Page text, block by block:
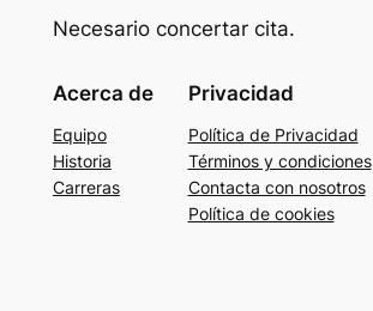
Necesario concertar cita.
Acerca de
Equipo
Historia
Carreras
Privacidad
Política de Privacidad
Términos y condiciones
Contacta con nosotros
Política de cookies